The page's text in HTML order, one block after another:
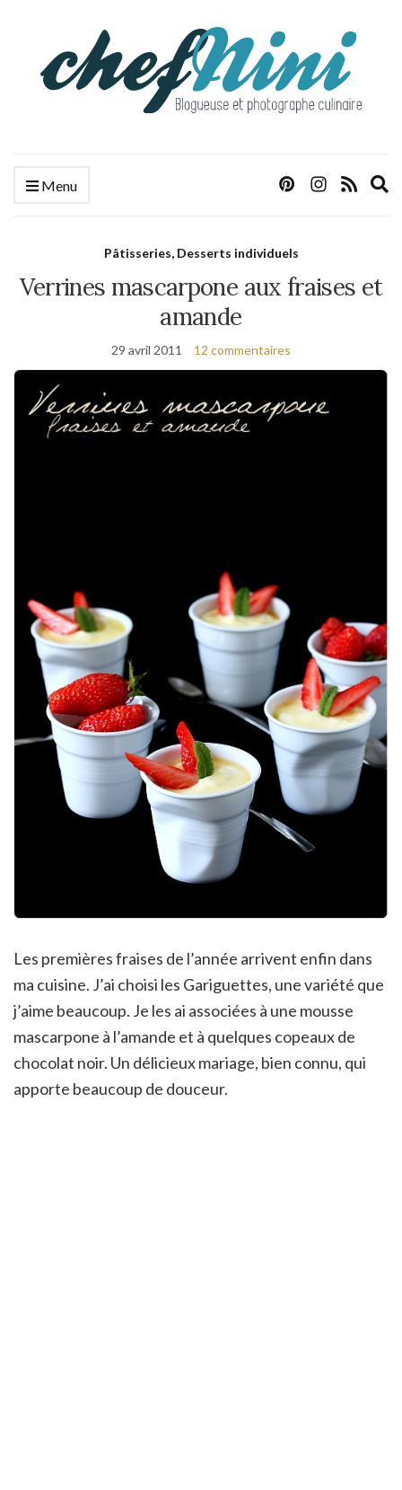
Menu
Pâtisseries, Desserts individuels
Verrines mascarpone aux fraises et
amande
29 avril 2011 12 commentaires
Les premières fraises de l’année arrivent enfin dans
ma cuisine. J’ai choisi les Gariguettes, une variété que
j’aime beaucoup. Je les ai associées à une mousse
mascarpone à l’amande et à quelques copeaux de
chocolat noir. Un délicieux mariage, bien connu, qui
apporte beaucoup de douceur.